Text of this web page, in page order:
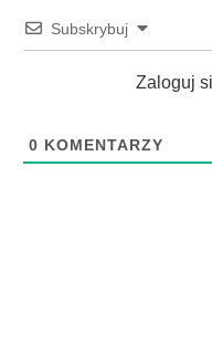
Subskrybuj
Zaloguj
0 KOMENTARZY